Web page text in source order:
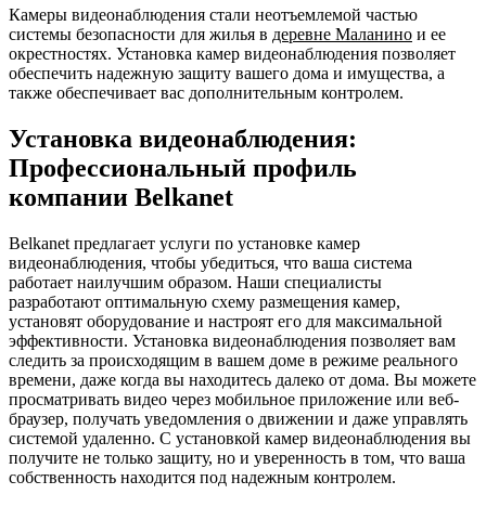
Камеры видеонаблюдения стали неотъемлемой частью
системы безопасности для жилья в деревне Маланино и ее
окрестностях. Установка камер видеонаблюдения позволяет
обеспечить надежную защиту вашего дома и имущества, а
также обеспечивает вас дополнительным контролем.
Установка видеонаблюдения:
Профессиональный профиль
компании Belkanet
Belkanet предлагает услуги по установке камер
видеонаблюдения, чтобы убедиться, что ваша система
работает наилучшим образом. Наши специалисты
разработают оптимальную схему размещения камер,
установят оборудование и настроят его для максимальной
эффективности. Установка видеонаблюдения позволяет вам
следить за происходящим в вашем доме в режиме реального
времени, даже когда вы находитесь далеко от дома. Вы можете
просматривать видео через мобильное приложение или веб-
браузер, получать уведомления о движении и даже управлять
системой удаленно. С установкой камер видеонаблюдения вы
получите не только защиту, но и уверенность в том, что ваша
собственность находится под надежным контролем.